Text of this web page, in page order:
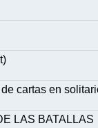
cartas en
LAS BATALLAS